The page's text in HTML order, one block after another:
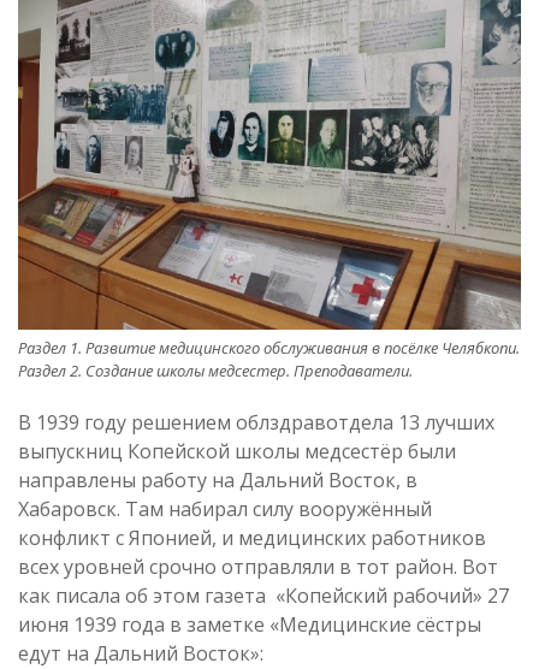
Раздел 1. Развитие медицинского обслуживания в посёлке Челябкопи.
Раздел 2. Создание школы медсестер. Преподаватели.
В 1939 году решением облздравотдела 13 лучших
выпускниц Копейской школы медсестёр были
направлены работу на Дальний Восток, в
Хабаровск. Там набирал силу вооружённый
конфликт с Японией, и медицинских работников
всех уровней срочно отправляли в тот район. Вот
как писала об этом газета «Копейский рабочий» 27
июня 1939 года в заметке «Медицинские сёстры
едут на Дальний Восток»: